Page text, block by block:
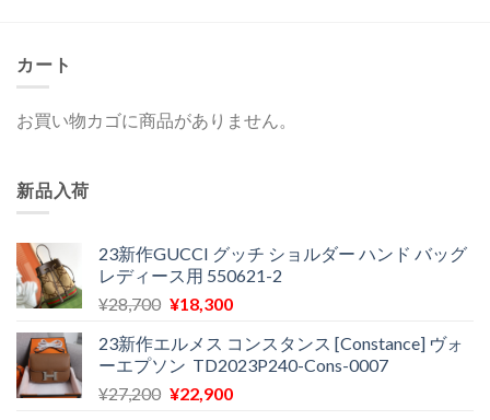
カート
お買い物カゴに商品がありません。
新品入荷
23新作GUCCI グッチ ショルダー ハンド バッグ
レディース用 550621-2
¥28,700 元
価
格
は
¥18,300現
の
価
格
23新作エルメス コンスタンス [Constance] ヴォ
ーエプソン TD2023P240-Cons-0007
¥27,200 元
¥22,900現